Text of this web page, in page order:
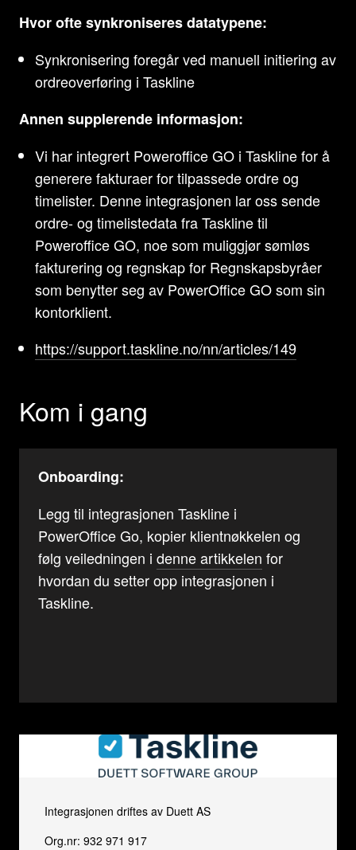
Hvor ofte synkroniseres datatypene:
Synkronisering foregår ved manuell initiering av
ordreoverføring i Taskline
Annen supplerende informasjon:
Vi har integrert Poweroffice GO i Taskline for å
generere fakturaer for tilpassede ordre og
timelister. Denne integrasjonen lar oss sende
ordre- og timelistedata fra Taskline til
Poweroffice GO, noe som muliggjør sømløs
fakturering og regnskap for Regnskapsbyråer
som benytter seg av PowerOffice GO som sin
kontorklient.
https://support.taskline.no/nn/articles/149
Kom i gang
Onboarding:
Legg til integrasjonen Taskline i
PowerOffice Go, kopier klientnøkkelen og
følg veiledningen i denne artikkelen for
hvordan du setter opp integrasjonen i
Taskline.
Integrasjonen driftes av Duett AS
Org.nr: 932 971 917